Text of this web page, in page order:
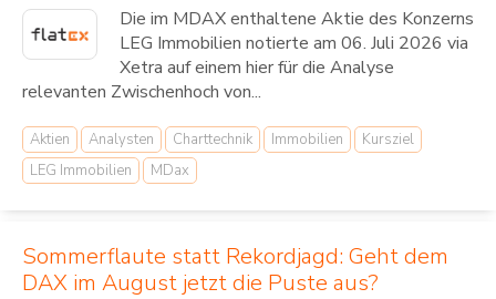
Die im MDAX enthaltene Aktie des Konzerns
LEG Immobilien notierte am 06. Juli 2026 via
Xetra auf einem hier für die Analyse
relevanten Zwischenhoch von...
Aktien Analysten Charttechnik Immobilien
Kursziel
LEG Immobilien
MDax
Sommerflaute statt Rekordjagd: Geht dem
DAX im August jetzt die Puste aus?